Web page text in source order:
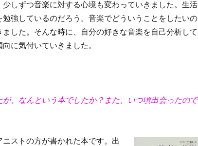
しずつ音楽に対する心境も変わっていきました。生活
強しているのだろう。音楽でどういうことをしたいの
した。そんな時に、自分の好きな音楽を自己分析して
に気付いていきました。
なんという本でしたか？また、いつ頃出会ったので
ストの方が書かれた本です。出